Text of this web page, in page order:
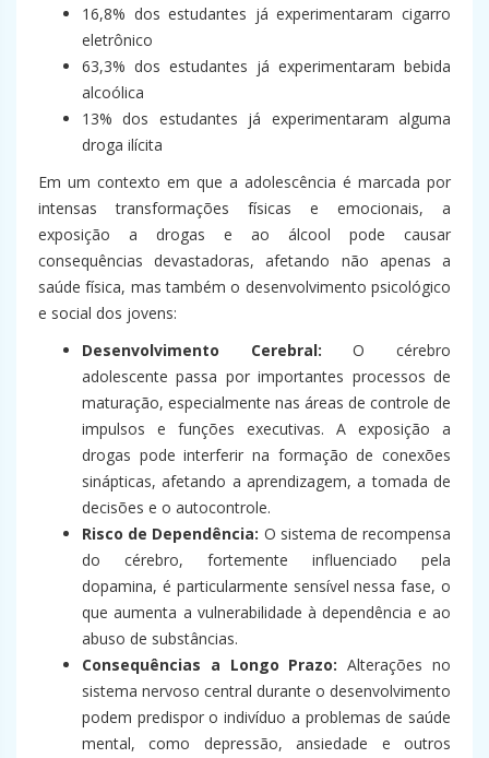
16,8% dos estudantes já experimentaram cigarro
eletrônico
63,3% dos estudantes já experimentaram bebida
alcoólica
13% dos estudantes já experimentaram alguma
droga ilícita
Em um contexto em que a adolescência é marcada por
intensas transformações físicas e emocionais, a
exposição a drogas e ao álcool pode causar
consequências devastadoras, afetando não apenas a
saúde física, mas também o desenvolvimento psicológico
e social dos jovens:
Desenvolvimento Cerebral: O cérebro
adolescente passa por importantes processos de
maturação, especialmente nas áreas de controle de
impulsos e funções executivas. A exposição a
drogas pode interferir na formação de conexões
sinápticas, afetando a aprendizagem, a tomada de
decisões e o autocontrole.
Risco de Dependência: O sistema de recompensa
do cérebro, fortemente influenciado pela
dopamina, é particularmente sensível nessa fase, o
que aumenta a vulnerabilidade à dependência e ao
abuso de substâncias.
Consequências a Longo Prazo: Alterações no
sistema nervoso central durante o desenvolvimento
podem predispor o indivíduo a problemas de saúde
mental, como depressão, ansiedade e outros